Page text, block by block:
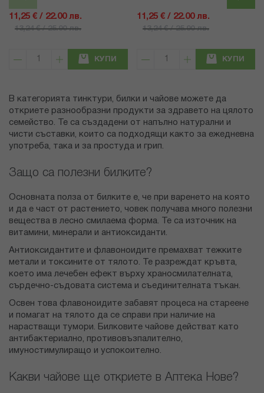
11,25 € / 22.00 лв.
13,24 € / 25.90 лв.
КУПИ
11,25 € / 22.00 лв.
13,24 € / 25.90 лв.
КУПИ
В категорията тинктури, билки и чайове можете да
откриете разнообразни продукти за здравето на цялото
семейство. Те са създадени от напълно натурални и
чисти съставки, които са подходящи както за ежедневна
употреба, така и за простуда и грип.
Защо са полезни билките?
Основната полза от билките е, че при варенето на която
и да е част от растението, човек получава много полезни
вещества в лесно смилаема форма. Те са източник на
витамини, минерали и антиоксиданти.
Антиоксидантите и флавоноидите премахват тежките
метали и токсините от тялото. Те разреждат кръвта,
което има лечебен ефект върху храносмилателната,
сърдечно-съдовата система и съединителната тъкан.
Освен това флавоноидите забавят процеса на стареене
и помагат на тялото да се справи при наличие на
нарастващи тумори. Билковите чайове действат като
антибактериално, противовъзпалително,
имуностимулиращо и успокоително.
Какви чайове ще откриете в Аптека Нове?